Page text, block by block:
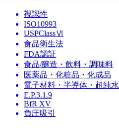
視認性
ISO10993
USPClassⅥ
食品衛生法
FDA認証
食品/醸造・飲料・調味料
医薬品・化粧品・化成品
電子材料・半導体・超純水
E.P.3.1.9
BfR XV
負圧吸引